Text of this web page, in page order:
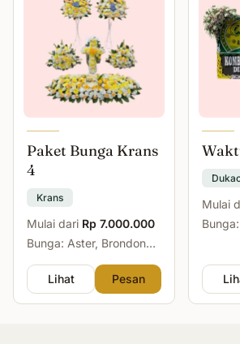
Paket Bunga Krans
4
Krans
Mulai dari Rp 7.000.000
Bunga: Aster, Brondong,
Lihat
Pesan
Mulai